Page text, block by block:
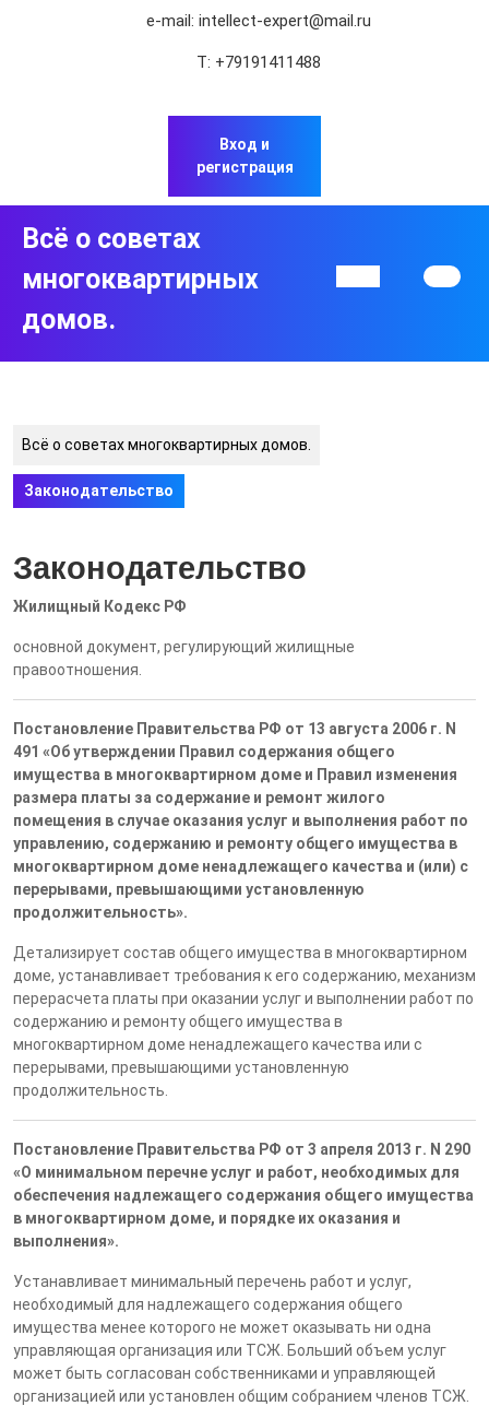
e-mail:intellect-expert@mail.ru
Т: +79191411488
Вход и
регистрация
Всё о советах
многоквартирных
домов.
Кнопка
Всё о советах многоквартирных домов.
Законодательство
Законодательство
Жилищный Кодекс РФ
основной документ, регулирующий жилищные
правоотношения.
Постановление Правительства РФ от 13 августа 2006 г. N
491 «Об утверждении Правил содержания общего
имущества в многоквартирном доме и Правил изменения
размера платы за содержание и ремонт жилого
помещения в случае оказания услуг и выполнения работ по
управлению, содержанию и ремонту общего имущества в
многоквартирном доме ненадлежащего качества и (или) с
перерывами, превышающими установленную
продолжительность».
Детализирует состав общего имущества в многоквартирном
доме, устанавливает требования к его содержанию, механизм
перерасчета платы при оказании услуг и выполнении работ по
содержанию и ремонту общего имущества в
многоквартирном доме ненадлежащего качества или с
перерывами, превышающими установленную
продолжительность.
Постановление Правительства РФ от 3 апреля 2013 г. N 290
«О минимальном перечне услуг и работ, необходимых для
обеспечения надлежащего содержания общего имущества
в многоквартирном доме, и порядке их оказания и
выполнения».
Устанавливает минимальный перечень работ и услуг,
необходимый для надлежащего содержания общего
имущества менее которого не может оказывать ни одна
управляющая организация или ТСЖ. Больший объем услуг
может быть согласован собственниками и управляющей
организацией или установлен общим собранием членов ТСЖ.